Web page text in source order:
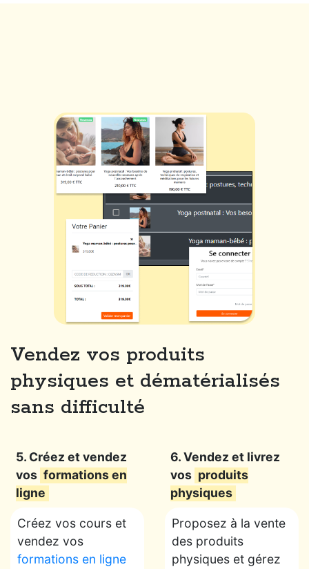
Vendez vos produits
physiques et dématérialisés
sans difficulté
5. Créez et vendez
vos formations en
ligne
Créez vos cours et
vendez vos
formations en ligne
6. Vendez et livrez
vos produits
physiques
Proposez à la vente
des produits
physiques et gérez